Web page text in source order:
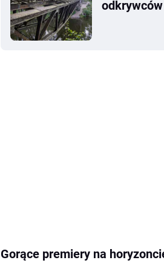
odkrywców
Gorące premiery na